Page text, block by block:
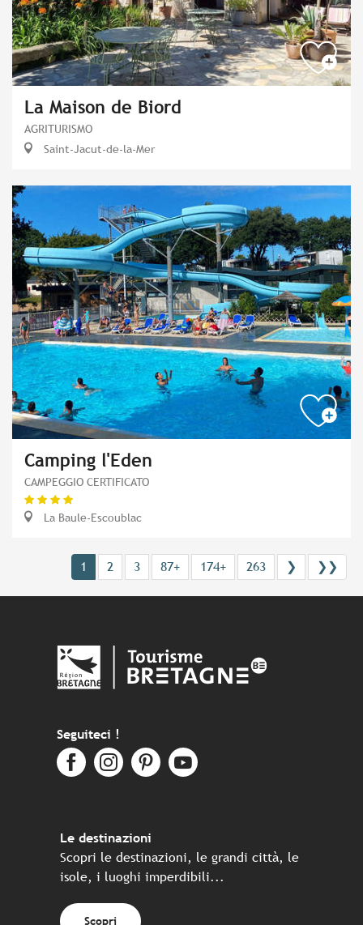
La Maison de Biord
AGRITURISMO
Saint-Jacut-de-la-Mer
Camping l'Eden
CAMPEGGIO CERTIFICATO
La Baule-Escoublac
1 2 3 87+ 174+ 263 ❯ ❯❯
Seguiteci !
Le destinazioni
Scopri le destinazioni, le grandi città, le
isole, i luoghi imperdibili...
Scopri